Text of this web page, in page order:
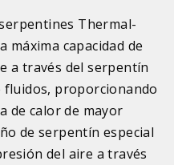
Thermal-
máxima capacidad de
a través del serpentín
proporcionando
de calor de mayor
de serpentín especial
del aire a través